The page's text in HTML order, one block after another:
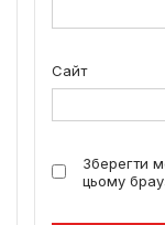
Сайт
Зберегти
цьому